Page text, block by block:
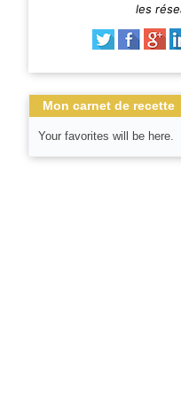
les
Mon carnet de recette
Your favorites will be here.